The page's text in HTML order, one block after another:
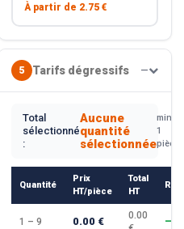
À partir de 2.75 €
5 Tarifs dégressifs —
Total
sélectionné
:
Aucune
quantité
sélectionnée
min.
1
pièce
Quantité
Prix
HT/pièce
Total
HT
1 – 9 0.00 €
0.00
—